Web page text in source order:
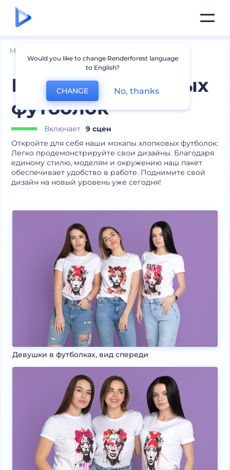
Мокапы
Мокапы хлопковых
футболок
Включает 9 сцен
Откройте для себя наши мокапы хлопковых футболок:
Легко продемонстрируйте свои дизайны. Благодаря
единому стилю, моделям и окружению наш пакет
обеспечивает удобство в работе. Поднимите свой
дизайн на новый уровень уже сегодня!
Девушки в футболках, вид спереди
Would you like to change Renderforest language
to English?
CHANGE No, thanks